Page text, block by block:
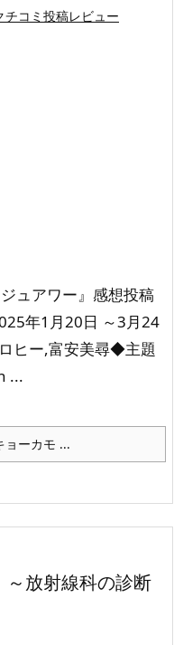
チコミ投稿レビュー
ュアワー』感想投稿
年1月20日 ～3月24
ヒー,富安美尋◆主題
...
ョーカモ ...
放射線科の診断